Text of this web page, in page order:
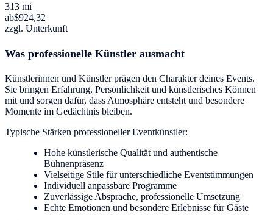
313 mi
ab$924,32
zzgl. Unterkunft
Was professionelle Künstler ausmacht
Künstlerinnen und Künstler prägen den Charakter deines Events.
Sie bringen Erfahrung, Persönlichkeit und künstlerisches Können
mit und sorgen dafür, dass Atmosphäre entsteht und besondere
Momente im Gedächtnis bleiben.
Typische Stärken professioneller Eventkünstler:
Hohe künstlerische Qualität und authentische
Bühnenpräsenz
Vielseitige Stile für unterschiedliche Eventstimmungen
Individuell anpassbare Programme
Zuverlässige Absprache, professionelle Umsetzung
Echte Emotionen und besondere Erlebnisse für Gäste